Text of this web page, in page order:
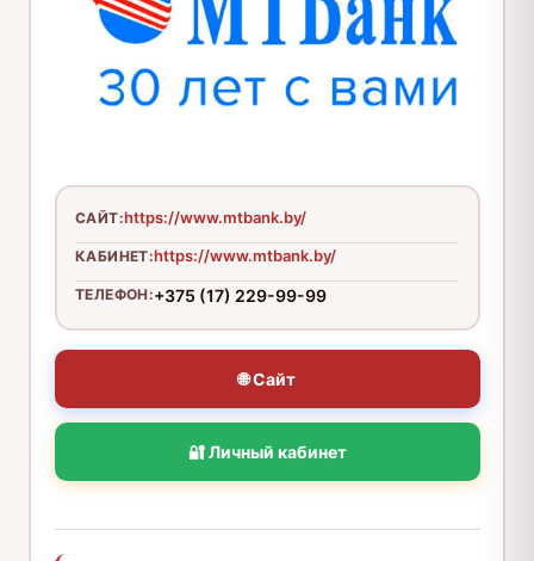
САЙТ:https://www.mtbank.by/
КАБИНЕТ:https://www.mtbank.by/
ТЕЛЕФОН:+375 (17) 229-99-99
🌐 Сайт
🔐 Личный кабинет